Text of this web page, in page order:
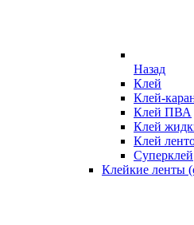
Назад
Клей
Клей-
Клей ПВА
Клей
Клей
Суперклей
Клейкие ленты